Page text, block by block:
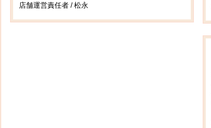
店舗運営責任者 / 松永